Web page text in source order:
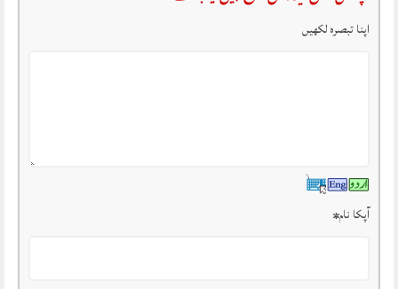
اپنا تبصرہ لکھیں
آپکا نام*